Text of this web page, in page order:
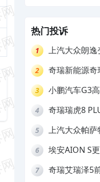
热门投诉
1
上汽大众朗逸
2
奇瑞新能源奇
拒绝三电质保
3
小鹏汽车G3
4
奇瑞瑞虎8
5
上汽大众帕萨
6
埃安AION S
7
奇瑞艾瑞泽5